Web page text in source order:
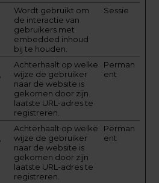
Wordt gebruikt om
de interactie van
gebruikers met
embedded inhoud
bij te houden.
Sessie
Achterhaalt op welke
wijze de gebruiker
naar de website is
gekomen door zijn
laatste URL-adres te
registreren.
Perman
ent
Achterhaalt op welke
wijze de gebruiker
naar de website is
gekomen door zijn
laatste URL-adres te
registreren.
Perman
ent